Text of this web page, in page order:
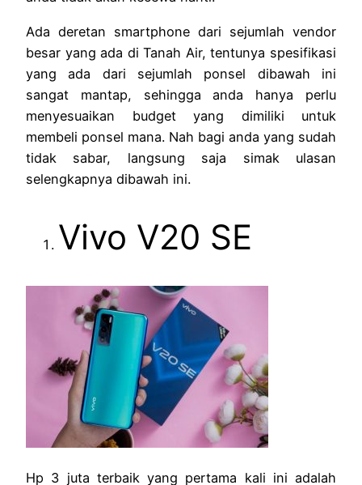
Ada deretan smartphone dari sejumlah vendor
besar yang ada di Tanah Air, tentunya spesifikasi
yang ada dari sejumlah ponsel dibawah ini
sangat mantap, sehingga anda hanya perlu
menyesuaikan budget yang dimiliki untuk
membeli ponsel mana. Nah bagi anda yang sudah
tidak sabar, langsung saja simak ulasan
selengkapnya dibawah ini.
Vivo V20 SE
Hp 3 juta terbaik yang pertama kali ini adalah